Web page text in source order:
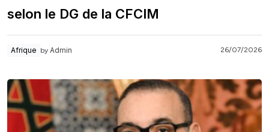
selon le DG de la CFCIM
Afrique by Admin 26/07/2026